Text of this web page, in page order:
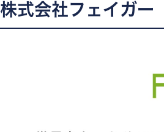
株式会社フェイガー